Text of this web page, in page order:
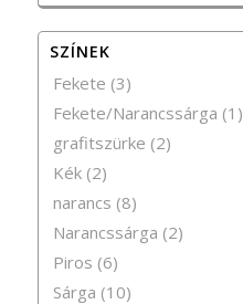
SZÍNEK
Fekete (3)
Fekete/Narancssárga (1)
grafitszürke (2)
Kék (2)
narancs (8)
Narancssárga (2)
Piros (6)
Sárga (10)